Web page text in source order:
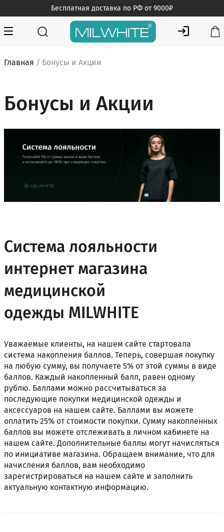
to
content
Бесплатная доставка по РФ от 9000₽
MILWHITE
MILWHITE — интернет магазин медицинской одежды
Главная / Бонусы и Акции
Бонусы и Акции
Система лояльности
интернет магазина
медицинской
одежды MILWHITE
Уважаемые клиенты, на нашем сайте стартовала
система накопления баллов. Теперь, совершая покупку
на любую сумму, вы получаете 5% от этой суммы в виде
баллов. Каждый накопленный балл, равен одному
рублю. Баллами можно рассчитываться за
последующие покупки медицинской одежды и
аксессуаров на нашем сайте. Баллами вы можете
оплатить 25% от стоимости покупки. Сумму накопленных
баллов вы можете отслеживать в личном кабинете на
нашем сайте. Дополнительные баллы могут начисляться
по инициативе магазина. Обращаем внимание, что для
начисления баллов, вам необходимо
зарегистрироваться на нашем сайте и заполнить
актуальную контактную информацию.